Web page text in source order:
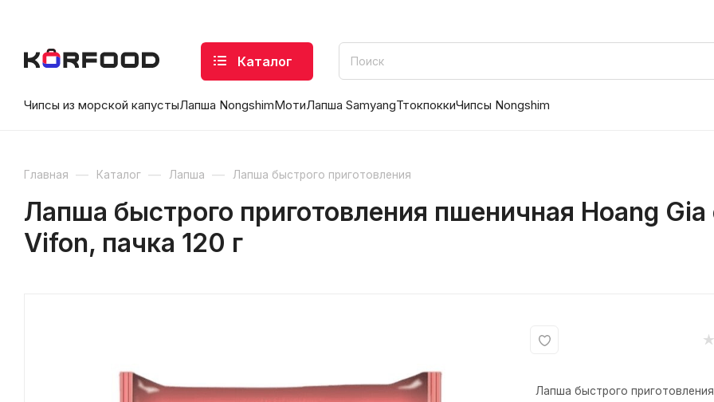
Каталог
Чипсы из морской капустыЛапша NongshimМотиЛапша SamyangТтокпоккиЧипсы Nongshim
Главная — Каталог — Лапша — Лапша быстрого приготовления
Лапша быстрого приготовления пшеничная Hoang
Vifon, пачка 120 г
Лапша быстрого